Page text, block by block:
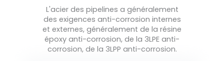
L'acier des pipelines a généralement
des exigences anti-corrosion internes
et externes, généralement de la résine
époxy anti-corrosion, de la 3LPE anti-
corrosion, de la 3LPP anti-corrosion.